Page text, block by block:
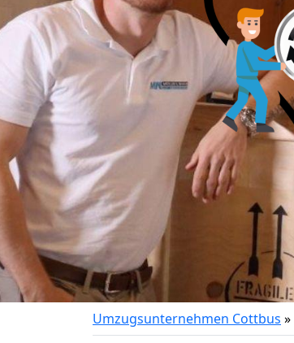
Umzugsunternehmen Cottbus »